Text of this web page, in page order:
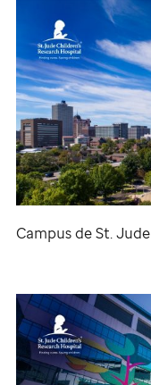
Campus deSt. Jude